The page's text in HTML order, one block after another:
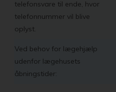
telefonsvare til ende, hvor
telefonnummer vil blive
oplyst.
Ved behov for lægehjælp
udenfor lægehusets
åbningstider: